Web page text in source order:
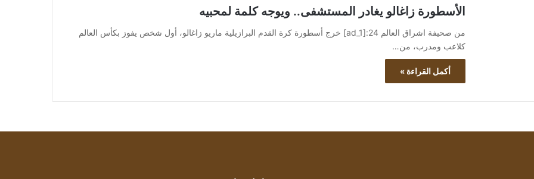
الأسطورة زاغالو يغادر المستشفى.. ويوجه كلمة لمحبيه
من صحيفة اشراق العالم 24:[ad_1] خرج أسطورة كرة القدم البرازيلية ماريو زاغالو، أول شخص يفوز بكأس العالم
كلاعب ومدرب، من…
أكمل القراءة »